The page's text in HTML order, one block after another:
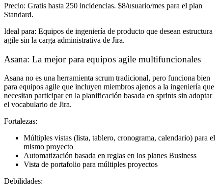
Precio: Gratis hasta 250 incidencias. $8/usuario/mes para el plan
Standard.
Ideal para: Equipos de ingeniería de producto que desean estructura
agile sin la carga administrativa de Jira.
Asana: La mejor para equipos agile multifuncionales
Asana no es una herramienta scrum tradicional, pero funciona bien
para equipos agile que incluyen miembros ajenos a la ingeniería que
necesitan participar en la planificación basada en sprints sin adoptar
el vocabulario de Jira.
Fortalezas:
Múltiples vistas (lista, tablero, cronograma, calendario) para el
mismo proyecto
Automatización basada en reglas en los planes Business
Vista de portafolio para múltiples proyectos
Debilidades: